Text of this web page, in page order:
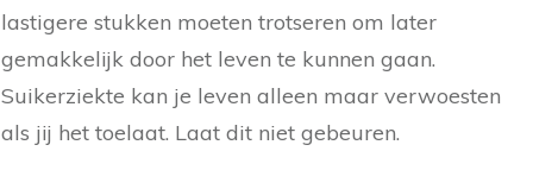
lastigere stukken moeten trotseren om later
gemakkelijk door het leven te kunnen gaan.
Suikerziekte kan je leven alleen maar verwoesten
als jij het toelaat. Laat dit niet gebeuren.